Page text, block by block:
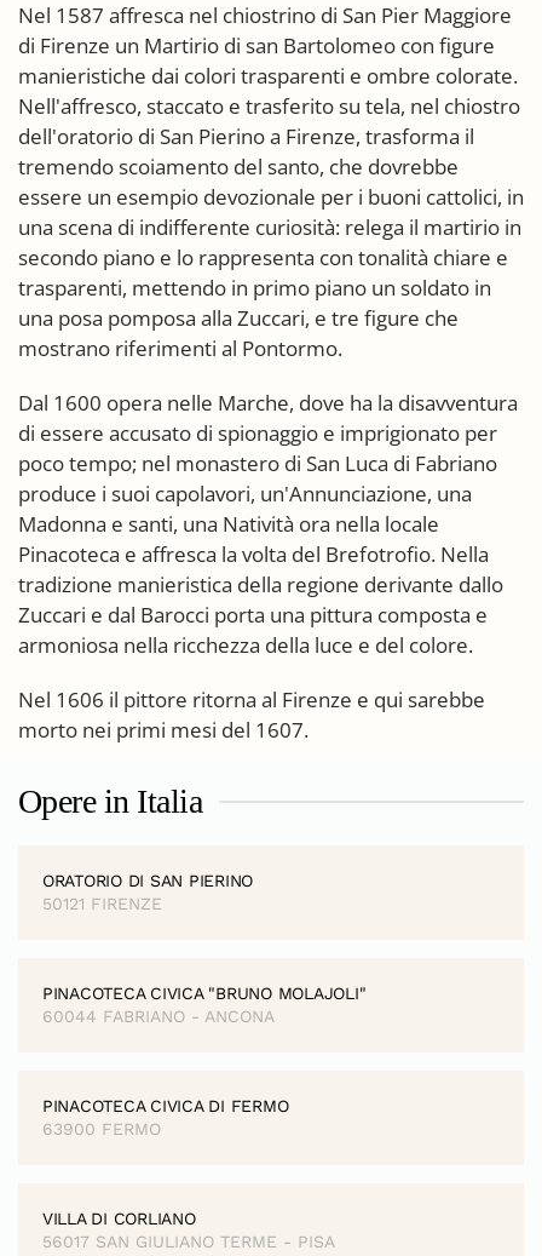
Nel 1587 affresca nel chiostrino di San Pier Maggiore
di Firenze un Martirio di san Bartolomeo con figure
manieristiche dai colori trasparenti e ombre colorate.
Nell'affresco, staccato e trasferito su tela, nel chiostro
dell'oratorio di San Pierino a Firenze, trasforma il
tremendo scoiamento del santo, che dovrebbe
essere un esempio devozionale per i buoni cattolici, in
una scena di indifferente curiosità: relega il martirio in
secondo piano e lo rappresenta con tonalità chiare e
trasparenti, mettendo in primo piano un soldato in
una posa pomposa alla Zuccari, e tre figure che
mostrano riferimenti al Pontormo.
Dal 1600 opera nelle Marche, dove ha la disavventura
di essere accusato di spionaggio e imprigionato per
poco tempo; nel monastero di San Luca di Fabriano
produce i suoi capolavori, un'Annunciazione, una
Madonna e santi, una Natività ora nella locale
Pinacoteca e affresca la volta del Brefotrofio. Nella
tradizione manieristica della regione derivante dallo
Zuccari e dal Barocci porta una pittura composta e
armoniosa nella ricchezza della luce e del colore.
Nel 1606 il pittore ritorna al Firenze e qui sarebbe
morto nei primi mesi del 1607.
Opere in Italia
ORATORIO DI SAN PIERINO
50121 FIRENZE
PINACOTECA CIVICA "BRUNO MOLAJOLI"
60044 FABRIANO - ANCONA
PINACOTECA CIVICA DI FERMO
63900 FERMO
VILLA DI CORLIANO
56017 SAN GIULIANO TERME - PISA